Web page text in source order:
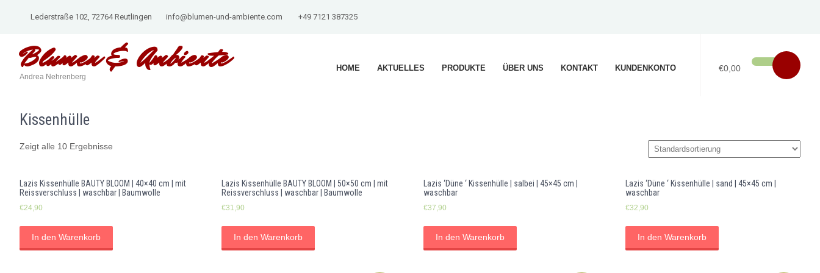
Lederstraße 102, 72764 Reutlingen info@blumen-und-ambiente.com +49 7121 387325
Blumen &Ambiente
Andrea Nehrenberg
€0,00
HOME AKTUELLES PRODUKTE ÜBER UNS KONTAKT KUNDENKONTO
Kissenhülle
Zeigt alle 10 Ergebnisse
Lazis Kissenhülle BAUTY BLOOM | 40×40 cm | mit
Reissverschluss | waschbar | Baumwolle
€24,90
In den Warenkorb
Lazis Kissenhülle BAUTY BLOOM | 50×50 cm | mit
Reissverschluss | waschbar | Baumwolle
€31,90
In den Warenkorb
Lazis ‘Düne ‘ Kissenhülle | salbei | 45×45 cm |
waschbar
€37,90
In den Warenkorb
Lazis ‘Düne ‘ Kissenhülle | sand | 45×45 cm |
waschbar
€32,90
In den Warenkorb